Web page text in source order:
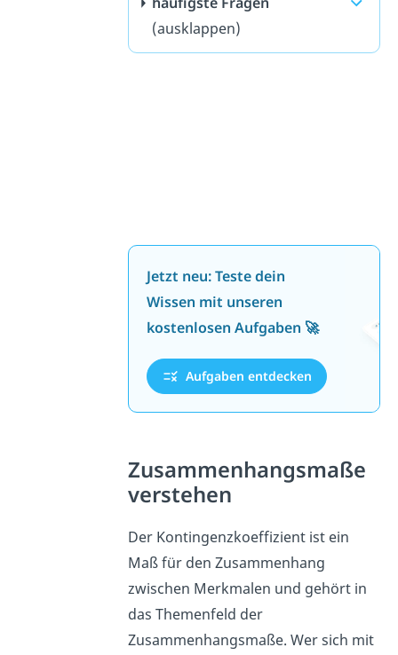
(ausklappen)
Jetzt neu: Teste dein
Wissen mit unseren
kostenlosen Aufgaben 🚀
Aufgaben entdecken
Zusammenhangsmaße
verstehen
Der Kontingenzkoeffizient ist ein
Maß für den Zusammenhang
zwischen Merkmalen und gehört in
das Themenfeld der
Zusammenhangsmaße. Wer sich mit